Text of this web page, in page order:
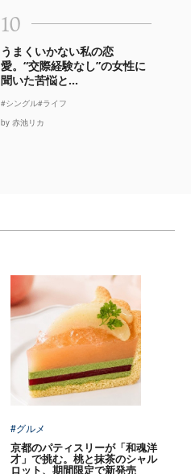
10
うまくいかない私の恋
愛。“交際経験なし”の女性に
聞いた苦悩と...
#シングル#ライフ
by 赤池リカ
#グルメ
京都のパティスリーが「和魂洋
才」で挑む。桃と抹茶のシャル
ロット、期間限定で新発売